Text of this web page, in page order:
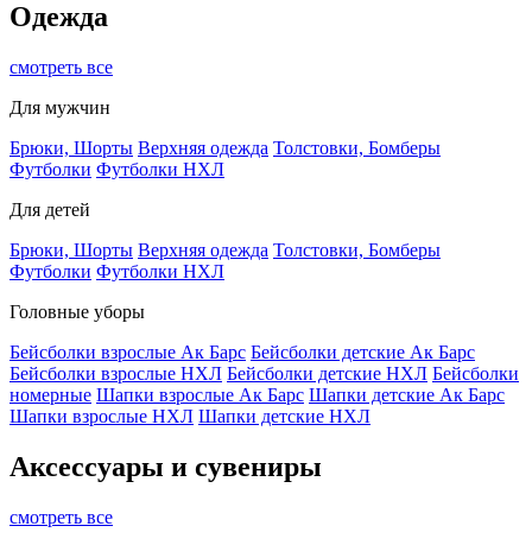
Одежда
смотреть все
Для мужчин
Брюки, Шорты Верхняя одежда Толстовки, Бомберы
Футболки Футболки НХЛ
Для детей
Брюки, Шорты Верхняя одежда Толстовки, Бомберы
Футболки Футболки НХЛ
Головные уборы
Бейсболки взрослые Ак Барс Бейсболки детские Ак Барс
Бейсболки взрослые НХЛ Бейсболки детские НХЛ Бейсболки
номерные Шапки взрослые Ак Барс Шапки детские Ак Барс
Шапки взрослые НХЛ Шапки детские НХЛ
Аксессуары и сувениры
смотреть все